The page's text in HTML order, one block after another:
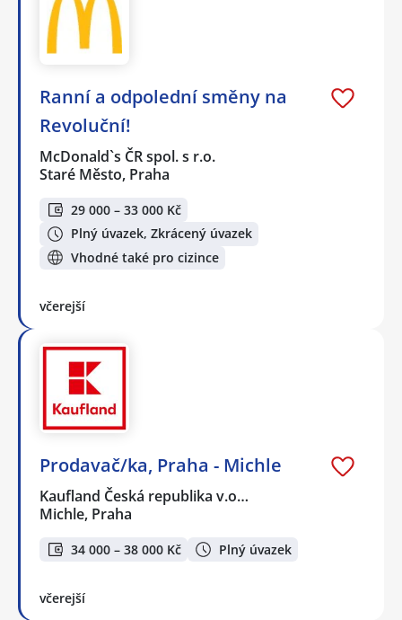
Ranní a odpolední směny na
Revoluční!
McDonald`s ČR spol. s r.o.
Staré Město, Praha
29 000 – 33 000 Kč
Plný úvazek, Zkrácený úvazek
Vhodné také pro cizince
včerejší
Prodavač/ka, Praha - Michle
Kaufland Česká republika v.o…
Michle, Praha
34 000 – 38 000 Kč Plný úvazek
včerejší